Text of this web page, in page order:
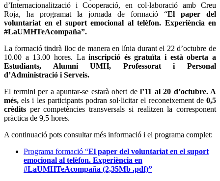
d’Internacionalització i Cooperació, en col·laboració amb Creu
Roja, ha programat la jornada de formació “El paper del
voluntariat en el suport emocional al telèfon. Experiència en
#LaUMHTeAcompaña”.
La formació tindrà lloc de manera en línia durant el 22 d’octubre de
10.00 a 13.00 hores. Lainscripció és gratuïta i està oberta a
Estudiants, Alumni UMH, Professorat i Personal
d’Administració i Serveis.
El termini per a apuntar-se estarà obert de l’11 al 20 d’octubre. A
més,els i les participants podran sol·licitar el reconeixement de0,5
crèdits per competències transversals si realitzen la corresponent
pràctica de 9,5 hores.
A continuació pots consultar més informació i el programa complet:
Programa formació “El paper del voluntariat en el suport
emocional al telèfon. Experiència en
#LaUMHTeAcompaña (2,35Mb .pdf)”